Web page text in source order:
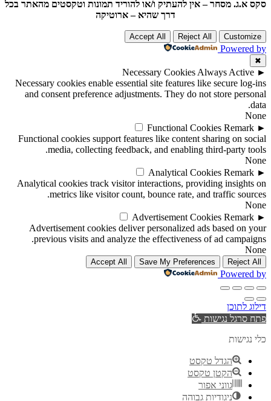
סקס א.ג. מסחר – אין להעתיק ו/או להוריד תמונות וטקסטים מהאתר בכל
דרך שהיא – ארוטיקה
Customize
Reject All
Accept All
Powered by
✖
►
Necessary Cookies Always Active
Necessary cookies enable essential site features like secure log-ins
and consent preference adjustments. They do not store personal
data.
None
►
Functional Cookies Remark
Functional cookies support features like content sharing on social
media, collecting feedback, and enabling third-party tools.
None
►
Analytical Cookies Remark
Analytical cookies track visitor interactions, providing insights on
metrics like visitor count, bounce rate, and traffic sources.
None
►
Advertisement Cookies Remark
Advertisement cookies deliver personalized ads based on your
previous visits and analyze the effectiveness of ad campaigns.
None
Reject All
Save My Preferences
Accept All
Powered by
דילוג לתוכן
פתח סרגל נגישות
כלי נגישות
הגדל טקסט
הקטן טקסט
גווני אפור
ניגודיות גבוהה